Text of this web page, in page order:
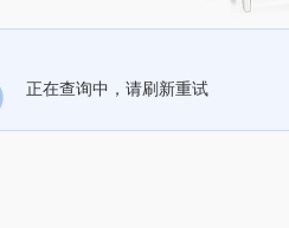
正在查询中，请刷新重试